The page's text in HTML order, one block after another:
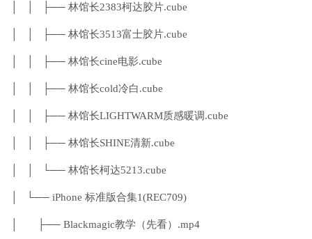
│ │ ├── 林馆长2383柯达胶片.cube
│ │ ├── 林馆长3513富士胶片.cube
│ │ ├── 林馆长cine电影.cube
│ │ ├── 林馆长cold冷白.cube
│ │ ├── 林馆长LIGHTWARM质感暖调.cube
│ │ ├── 林馆长SHINE清新.cube
│ │ └── 林馆长柯达5213.cube
│ └── iPhone 标准版合集1(REC709)
│ ├── Blackmagic教学（先看）.mp4